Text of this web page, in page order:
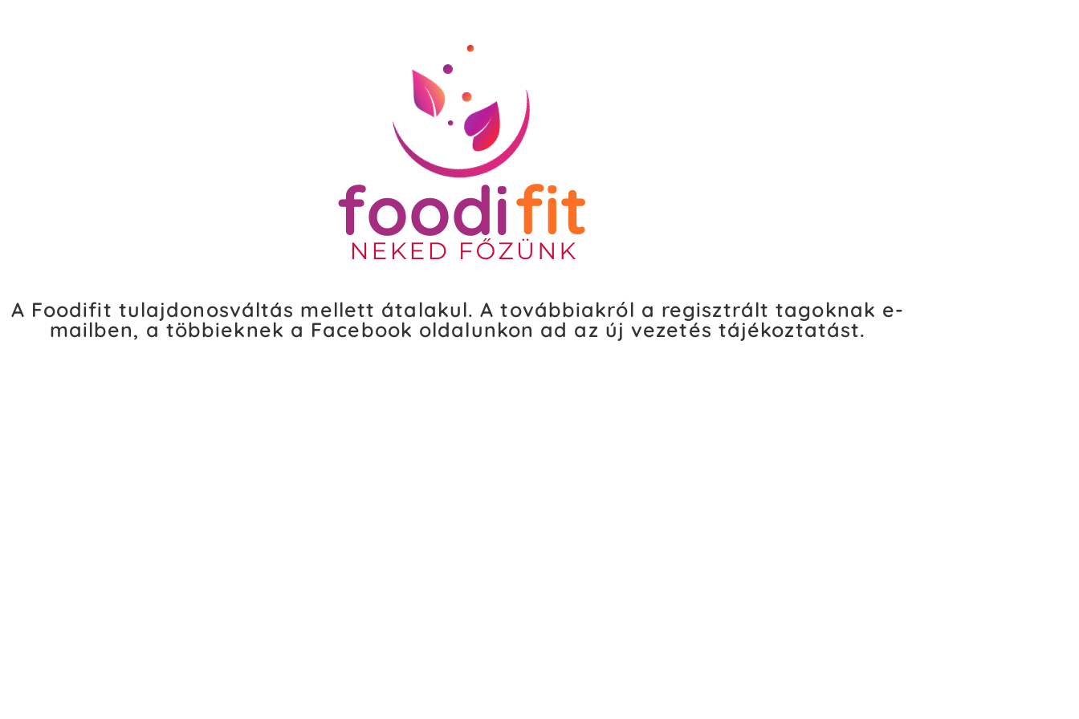
A Foodifit tulajdonosváltás mellett átalakul. A továbbiakról a regisztrált tagoknak e-
mailben, a többieknek a Facebook oldalunkon ad az új vezetés tájékoztatást.